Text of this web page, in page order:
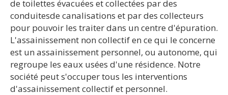
de toilettes évacuées et collectées par des
conduitesde canalisations et par des collecteurs
pour pouvoir les traiter dans un centre d'épuration.
L'assainissement non collectif en ce qui le concerne
est un assainissement personnel, ou autonome, qui
regroupe les eaux usées d'une résidence. Notre
société peut s'occuper tous les interventions
d'assainissement collectif et personnel.